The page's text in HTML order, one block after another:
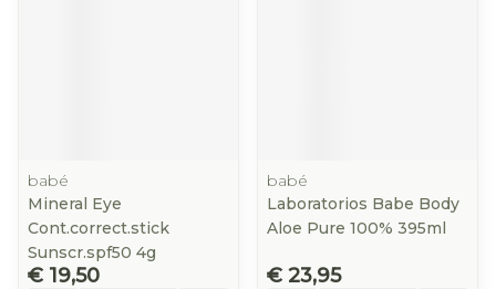
babé
Mineral Eye
Cont.correct.stick
Sunscr.spf50 4g
€ 19,50
babé
Laboratorios Babe Body
Aloe Pure 100% 395ml
€ 23,95